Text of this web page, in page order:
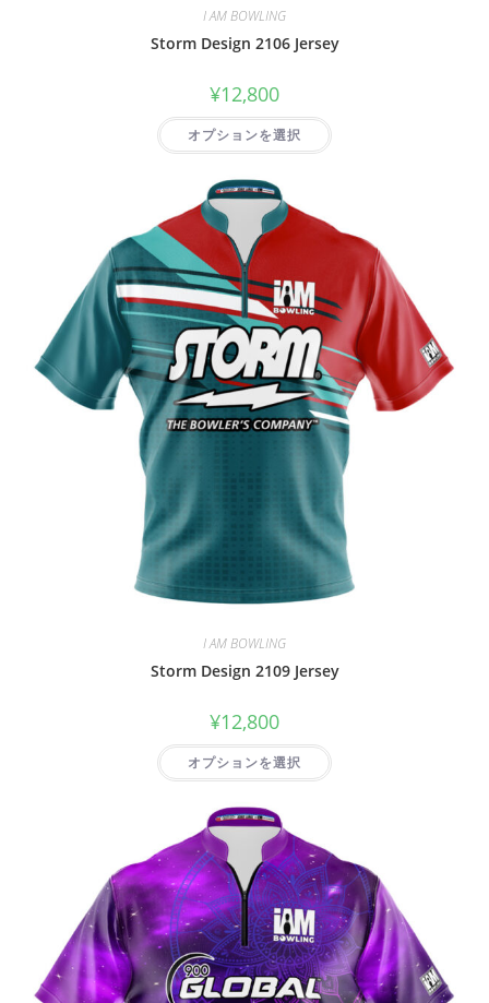
I AM BOWLING
Storm Design 2106 Jersey
¥12,800
オプションを選択
I AM BOWLING
Storm Design 2109 Jersey
¥12,800
オプションを選択